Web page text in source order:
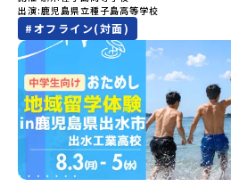
という疑問にお答えする説明会です。有
や、2泊3日のプログラムの中身をたっ
時： 5月11日(月) 19：00〜19：40内 容： 有田町ってど
ろ？、プログラム詳細解説、質疑応
mirai.jp/events/068058お気軽にどう
けど大丈夫？」「どんな体験ができる
や、中学生のみなさんの素朴な疑問に
す。チャットでの質問も可能ですので
してご参加ください。▼お申し込み前
規約への同意プログラムへの参加申し
込みに関する各規約」への同意が必須
道平取町へ、人生の可能性をひらく特別
験のおすすめポイント体験プログラム内
（PM）「オリエンテーション・自己
遊び編-」 -平取高校生と仲を深める「
る！アイヌ文化フィールドワーク」 -
化を理解する -アイヌ伝統文化を感じ
り返るーみんなで体験シェア」＜2日目
寮見学」 -平取高校の特徴を知る学校
校生企画②-町の紹介編-」 -ビンゴを
「自然と農を感じる！農業アクティビ
海道の東部、十勝の南部に位置する大樹
日高山脈（ひだかさんみゃく）が連なり
豊かな町です。酪農を主体とした農業
同時に、「宇宙に一番近い町」として
ユニークな顔を持っています 。見上げ
「日高山脈（ひだかさんみゃく）」の
ごす放牧地や、海が見える珍しい温泉
ともある「歴舟川（れきふねがわ）」
きない圧倒的スケールの自然と、新し
体感できる町です。北の大地で脈々と
スピリッツ」を体感！ 「フロンティア
出演 鹿児島県立種子島高等学校
#オフライン(対面)